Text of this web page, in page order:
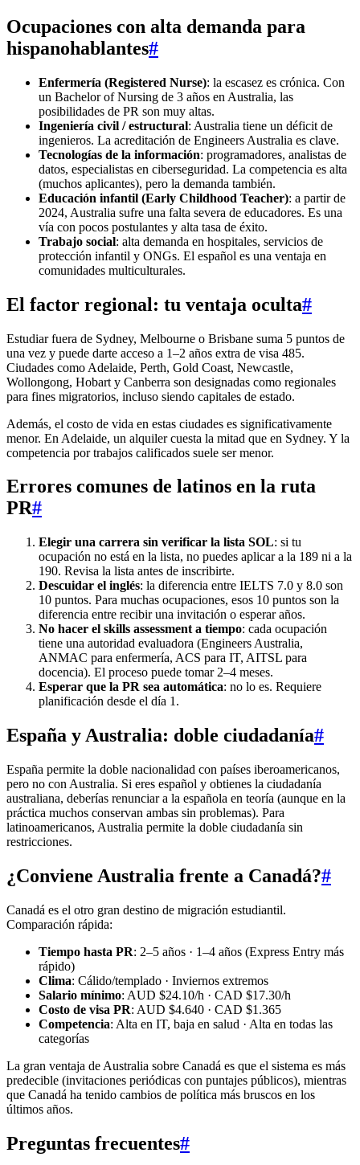
Ocupaciones con alta demanda para
hispanohablantes#
Enfermería (Registered Nurse): la escasez es crónica. Con
un Bachelor of Nursing de 3 años en Australia, las
posibilidades de PR son muy altas.
Ingeniería civil / estructural: Australia tiene un déficit de
ingenieros. La acreditación de Engineers Australia es clave.
Tecnologías de la información: programadores, analistas de
datos, especialistas en ciberseguridad. La competencia es alta
(muchos aplicantes), pero la demanda también.
Educación infantil (Early Childhood Teacher): a partir de
2024, Australia sufre una falta severa de educadores. Es una
vía con pocos postulantes y alta tasa de éxito.
Trabajo social: alta demanda en hospitales, servicios de
protección infantil y ONGs. El español es una ventaja en
comunidades multiculturales.
El factor regional: tu ventaja oculta#
Estudiar fuera de Sydney, Melbourne o Brisbane suma 5 puntos de
una vez y puede darte acceso a 1–2 años extra de visa 485.
Ciudades como Adelaide, Perth, Gold Coast, Newcastle,
Wollongong, Hobart y Canberra son designadas como regionales
para fines migratorios, incluso siendo capitales de estado.
Además, el costo de vida en estas ciudades es significativamente
menor. En Adelaide, un alquiler cuesta la mitad que en Sydney. Y la
competencia por trabajos calificados suele ser menor.
Errores comunes de latinos en la ruta
PR#
Elegir una carrera sin verificar la lista SOL: si tu
ocupación no está en la lista, no puedes aplicar a la 189 ni a la
190. Revisa la lista antes de inscribirte.
Descuidar el inglés: la diferencia entre IELTS 7.0 y 8.0 son
10 puntos. Para muchas ocupaciones, esos 10 puntos son la
diferencia entre recibir una invitación o esperar años.
No hacer el skills assessment a tiempo: cada ocupación
tiene una autoridad evaluadora (Engineers Australia,
ANMAC para enfermería, ACS para IT, AITSL para
docencia). El proceso puede tomar 2–4 meses.
Esperar que la PR sea automática: no lo es. Requiere
planificación desde el día 1.
España y Australia: doble ciudadanía#
España permite la doble nacionalidad con países iberoamericanos,
pero no con Australia. Si eres español y obtienes la ciudadanía
australiana, deberías renunciar a la española en teoría (aunque en la
práctica muchos conservan ambas sin problemas). Para
latinoamericanos, Australia permite la doble ciudadanía sin
restricciones.
¿Conviene Australia frente a Canadá?#
Canadá es el otro gran destino de migración estudiantil.
Comparación rápida:
Tiempo hasta PR: 2–5 años · 1–4 años (Express Entry más
rápido)
Clima: Cálido/templado · Inviernos extremos
Salario mínimo: AUD $24.10/h · CAD $17.30/h
Costo de visa PR: AUD $4.640 · CAD $1.365
Competencia: Alta en IT, baja en salud · Alta en todas las
categorías
La gran ventaja de Australia sobre Canadá es que el sistema es más
predecible (invitaciones periódicas con puntajes públicos), mientras
que Canadá ha tenido cambios de política más bruscos en los
últimos años.
Preguntas frecuentes#